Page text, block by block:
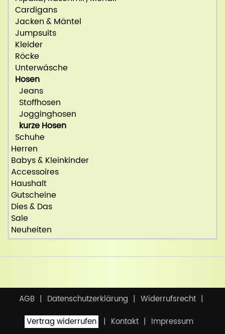
Cardigans
Jacken & Mäntel
Jumpsuits
Kleider
Röcke
Unterwäsche
Hosen
Jeans
Stoffhosen
Jogginghosen
kurze Hosen
Schuhe
Herren
Babys & Kleinkinder
Accessoires
Haushalt
Gutscheine
Dies & Das
Sale
Neuheiten
AGB Datenschutzerklärung
Widerrufsrecht
Vertrag widerrufen
Kontakt Impressum